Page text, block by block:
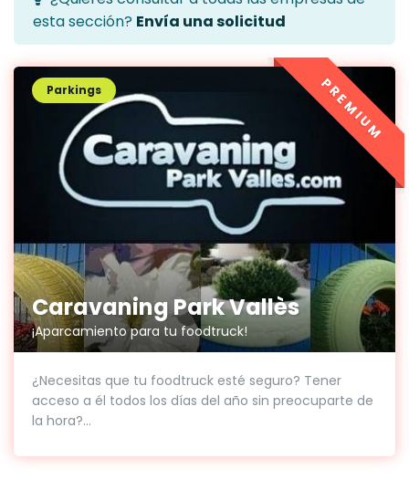
esta sección? Envía una solicitud
Caravaning Park Vallès
¡Aparcamiento para tu foodtruck!
Parkings
¿Necesitas que tu foodtruck esté seguro? Tener
acceso a él todos los días del año sin preocuparte de
la hora?...
PREMIUM